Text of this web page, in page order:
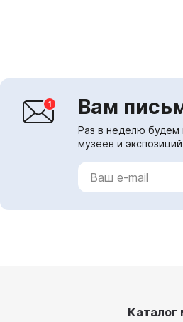
Вам
Раз в неделю будем
музеев и
Каталог